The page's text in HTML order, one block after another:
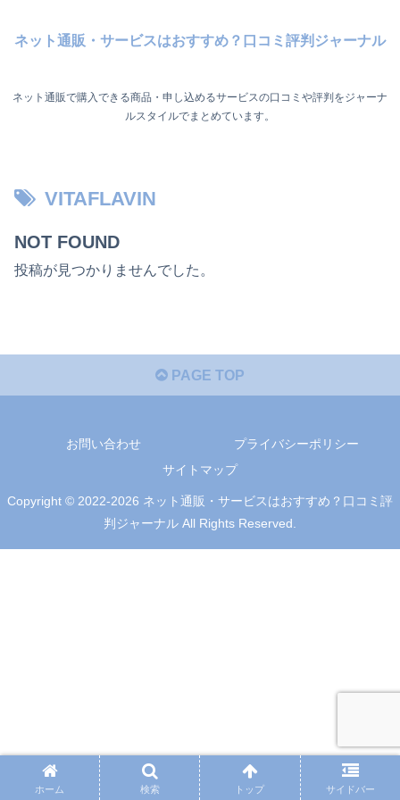
ネット通販・サービスはおすすめ？口コミ評判ジャーナル
ネット通販で購入できる商品・申し込めるサービスの口コミや評判をジャーナ
ルスタイルでまとめています。
VITAFLAVIN
NOT FOUND
投稿が見つかりませんでした。
PAGE TOP
お問い合わせ
プライバシーポリシー
サイトマップ
Copyright © 2022-2026 ネット通販・サービスはおすすめ？口コミ評
判ジャーナル All Rights Reserved.
ホーム 検索 トップ サイドバー